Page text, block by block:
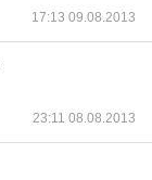
17:13 09.08.2013
23:11 08.08.2013